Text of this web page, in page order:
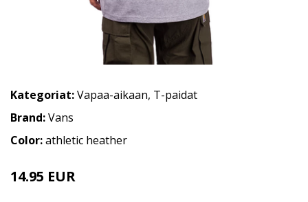
Kategoriat:Vapaa-aikaan, T-paidat
Brand:Vans
Color:athletic heather
14.95 EUR